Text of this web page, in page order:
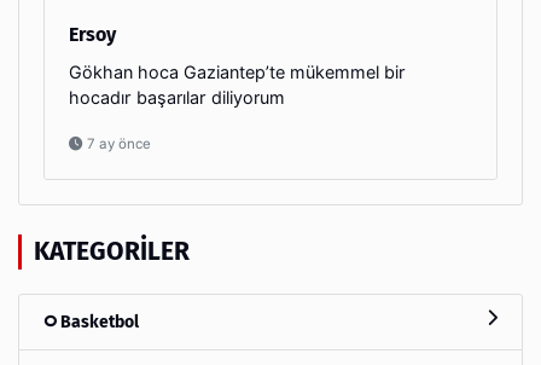
Ersoy
Gökhan hoca Gaziantep’te mükemmel bir
hocadır başarılar diliyorum
7 ay önce
KATEGORILER
Basketbol